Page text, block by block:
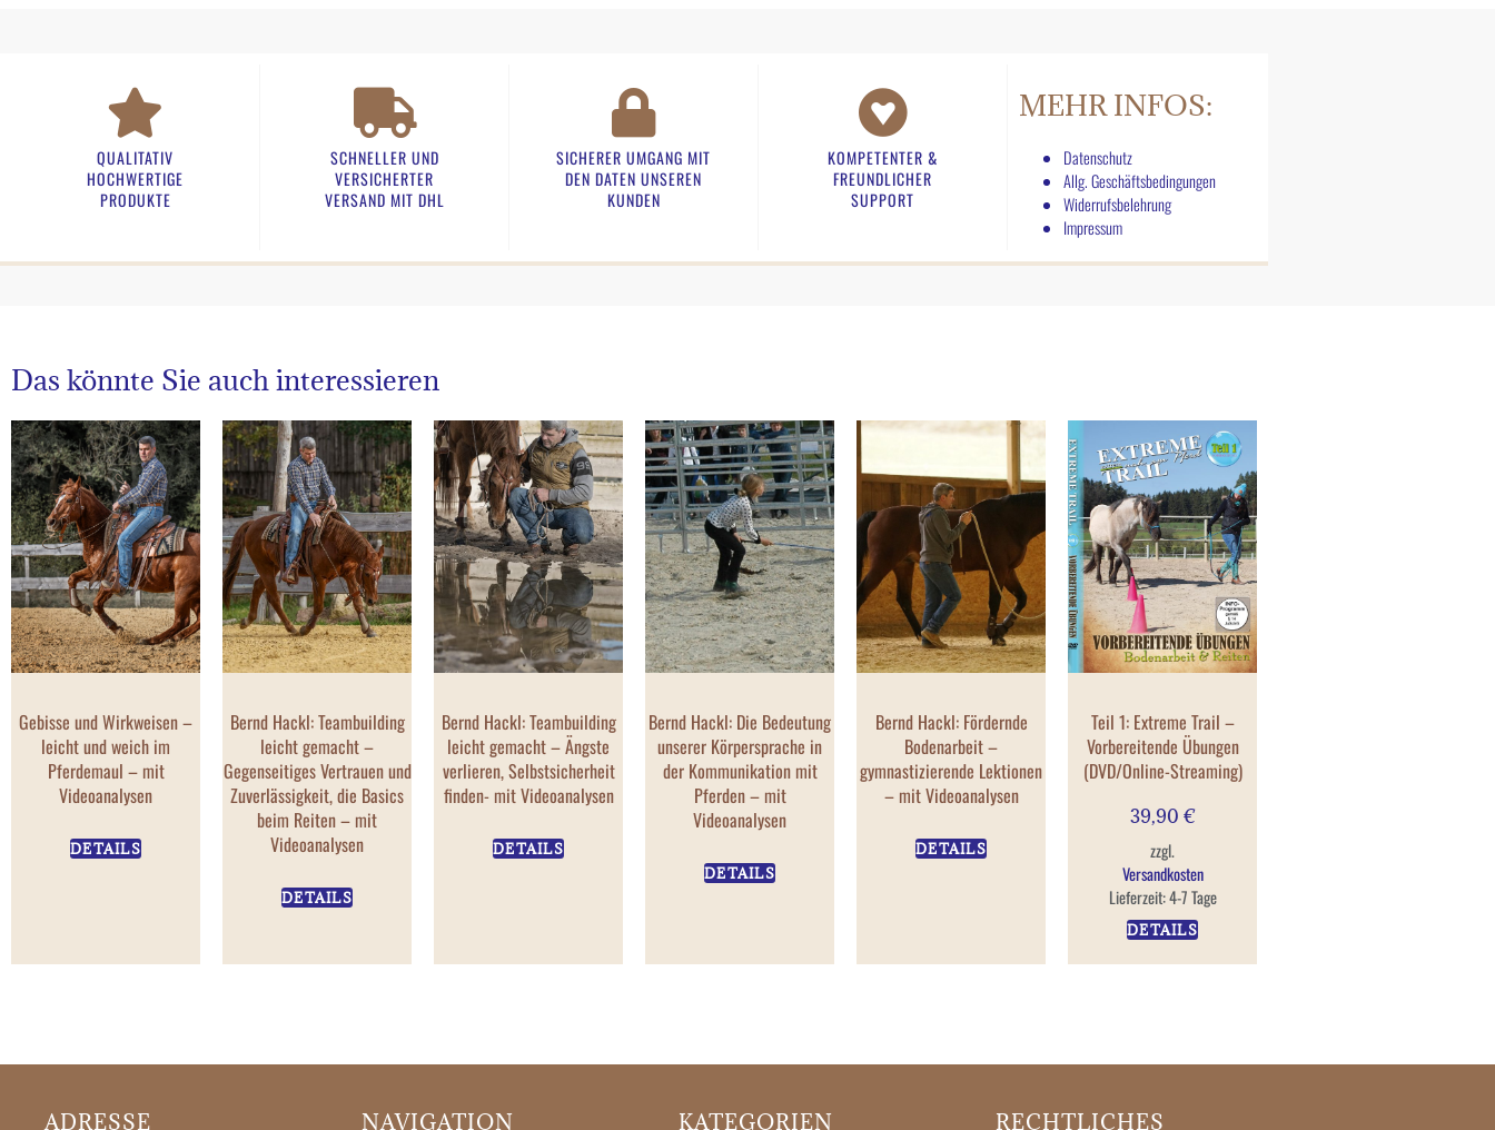
QUALITATIV
HOCHWERTIGE
PRODUKTE
SCHNELLER UND
VERSICHERTER
VERSAND MIT DHL
SICHERER UMGANG MIT
DEN DATEN UNSEREN
KUNDEN​
KOMPETENTER &
FREUNDLICHER
SUPPORT​
MEHR INFOS:
Datenschutz
Allg. Geschäftsbedingungen
Widerrufsbelehrung
Impressum
Das könnte Sie auch interessieren
Gebisse und Wirkweisen –
leicht und weich im
Pferdemaul – mit
Videoanalysen
DETAILS
Bernd Hackl: Teambuilding
leicht gemacht –
Gegenseitiges Vertrauen und
Zuverlässigkeit, die Basics
beim Reiten – mit
Videoanalysen
DETAILS
Bernd Hackl: Teambuilding
leicht gemacht – Ängste
verlieren, Selbstsicherheit
finden- mit Videoanalysen
DETAILS
Bernd Hackl: Die Bedeutung
unserer Körpersprache in
der Kommunikation mit
Pferden – mit
Videoanalysen
DETAILS
Bernd Hackl: Fördernde
Bodenarbeit –
gymnastizierende Lektionen
– mit Videoanalysen
DETAILS
Teil 1: Extreme Trail –
Vorbereitende Übungen
(DVD/Online-Streaming)
39,90 €
zzgl.
Versandkosten
Lieferzeit:4-7 Tage
DETAILS
ADRESSE NAVIGATION KATEGORIEN RECHTLICHES